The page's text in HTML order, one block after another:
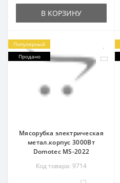
В КОРЗИНУ
Популярный
Продано
Мясорубка электрическая
метал.корпус 3000Вт
Domotec MS-2022
Код товара: 9714